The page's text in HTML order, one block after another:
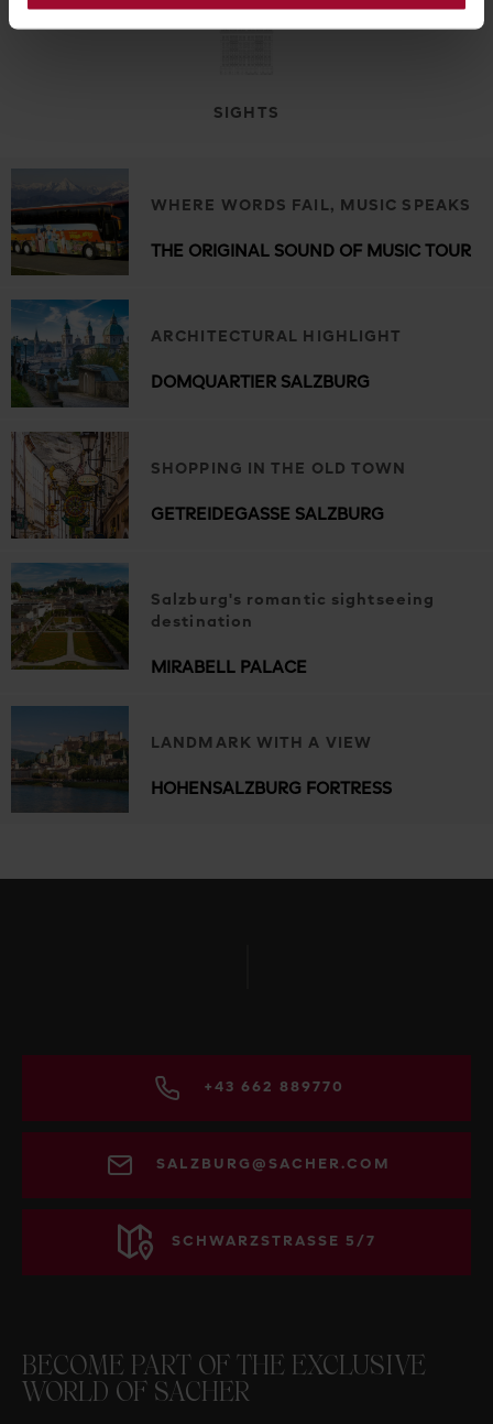
SIGHTS
WHERE WORDS FAIL, MUSIC SPEAKS
THE ORIGINAL SOUND OF MUSIC TOUR
ARCHITECTURAL HIGHLIGHT
DOMQUARTIER SALZBURG
SHOPPING IN THE OLD TOWN
GETREIDEGASSE SALZBURG
Salzburg's romantic sightseeing
destination
MIRABELL PALACE
LANDMARK WITH A VIEW
HOHENSALZBURG FORTRESS
+43 662 889770
SALZBURG@SACHER.COM
SCHWARZSTRASSE 5/7
BECOME PART OF THE EXCLUSIVE
WORLD OF SACHER